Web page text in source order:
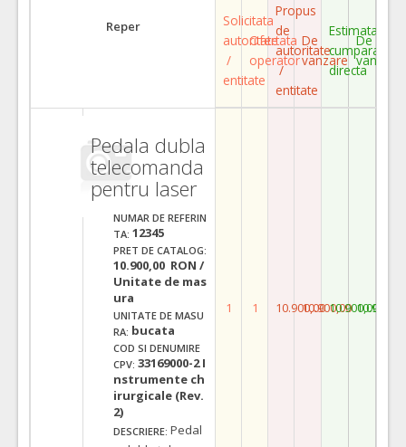
Reper
Solicitata
autoritate
/
entitate
Ofertata
operator
Propus
de
autoritate
/
entitate
De
vanzare
Estimata
cumparare
directa
De
vanzare
Pedala dubla
telecomanda
pentru laser
NUMAR DE REFERIN
TA: 12345
PRET DE CATALOG:
10.900,00 RON /
Unitate de mas
ura
UNITATE DE MASU
RA: bucata
COD SI DENUMIRE
CPV: 33169000-2 I
nstrumente ch
irurgicale (Rev.
2)
DESCRIERE: Pedal
1 1 10.900,0010.900,0010.900,00